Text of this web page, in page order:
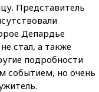
Представитель
Депардье
стал, а также
подробности
событием, но очень